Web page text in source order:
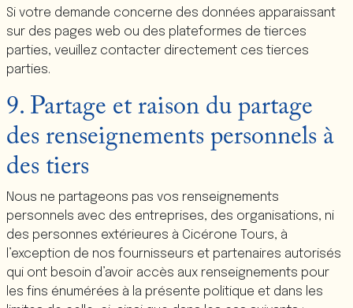
Si votre demande concerne des données apparaissant
sur des pages web ou des plateformes de tierces
parties, veuillez contacter directement ces tierces
parties.
9. Partage et raison du partage
des renseignements personnels à
des tiers
Nous ne partageons pas vos renseignements
personnels avec des entreprises, des organisations, ni
des personnes extérieures à Cicérone Tours, à
l’exception de nos fournisseurs et partenaires autorisés
qui ont besoin d’avoir accès aux renseignements pour
les fins énumérées à la présente politique et dans les